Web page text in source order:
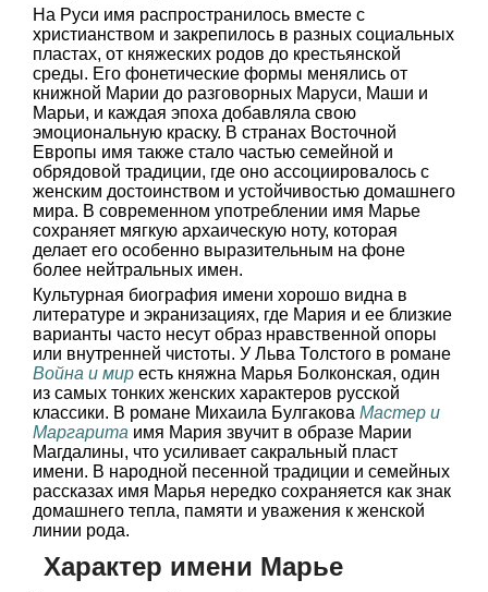
На Руси имя распространилось вместе с
христианством и закрепилось в разных социальных
пластах, от княжеских родов до крестьянской
среды. Его фонетические формы менялись от
книжной Марии до разговорных Маруси, Маши и
Марьи, и каждая эпоха добавляла свою
эмоциональную краску. В странах Восточной
Европы имя также стало частью семейной и
обрядовой традиции, где оно ассоциировалось с
женским достоинством и устойчивостью домашнего
мира. В современном употреблении имя Марье
сохраняет мягкую архаическую ноту, которая
делает его особенно выразительным на фоне
более нейтральных имен.
Культурная биография имени хорошо видна в
литературе и экранизациях, где Мария и ее близкие
варианты часто несут образ нравственной опоры
или внутренней чистоты. У Льва Толстого в романе
Война и мир есть княжна Марья Болконская, один
из самых тонких женских характеров русской
классики. В романе Михаила Булгакова Мастер и
Маргарита имя Мария звучит в образе Марии
Магдалины, что усиливает сакральный пласт
имени. В народной песенной традиции и семейных
рассказах имя Марья нередко сохраняется как знак
домашнего тепла, памяти и уважения к женской
линии рода.
Характер имени Марье